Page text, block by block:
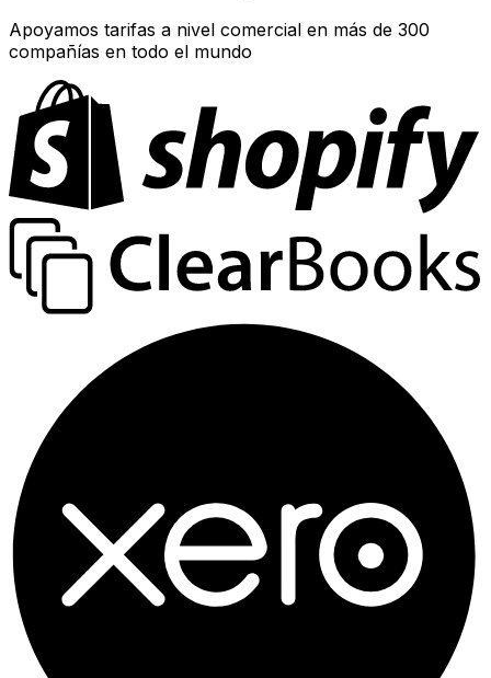
Apoyamos tarifas a nivel comercial en más de 300
compañías en todo el mundo